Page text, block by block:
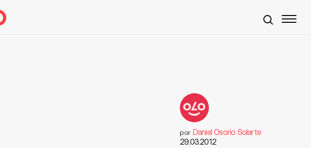
por Daniel Osorio Solarte
29.03.2012